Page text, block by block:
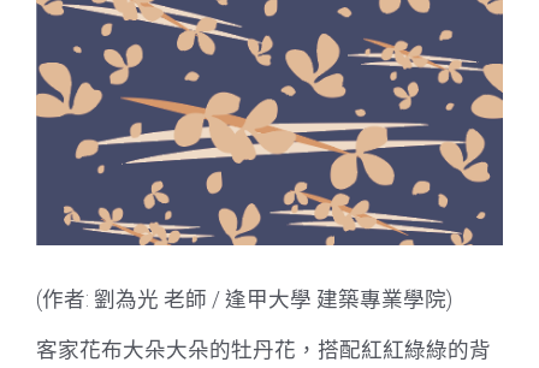
(作者: 劉為光 老師 / 逢甲大學 建築專業學院)
客家花布大朵大朵的牡丹花，搭配紅紅綠綠的背